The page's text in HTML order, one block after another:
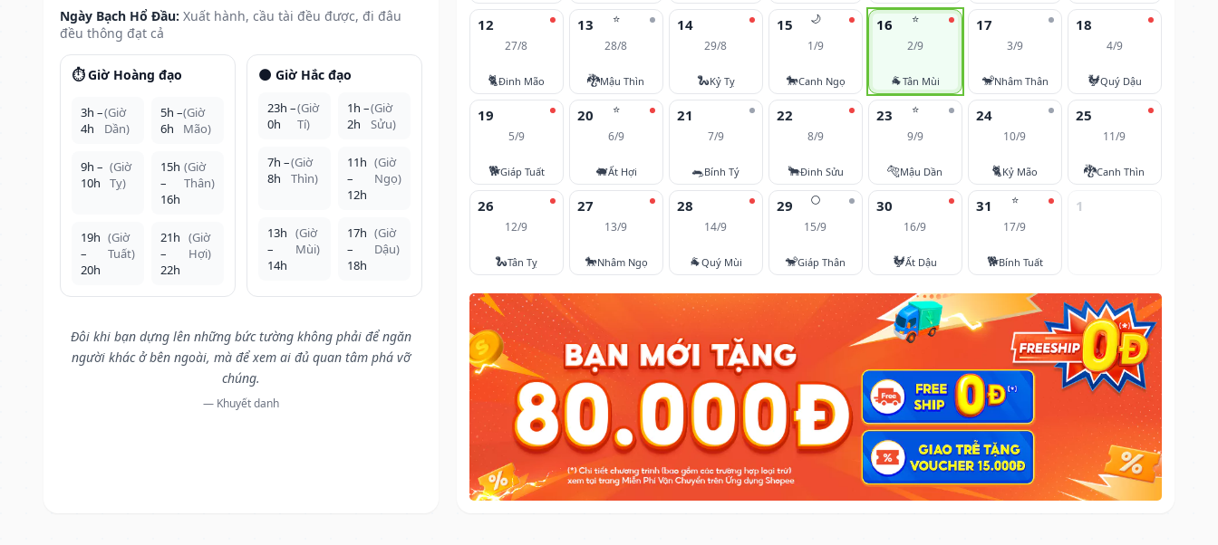
Ngày Bạch Hổ Đầu: Xuất hành, cầu tài đều được, đi đâu
đều thông đạt cả
⏱️ Giờ Hoàng đạo
3h –
4h
(Giờ
Dần)
5h –
6h
(Giờ
Mão)
9h –
10h
(Giờ
Tỵ)
15h
–
16h
(Giờ
Thân)
19h
–
20h
(Giờ
Tuất)
21h
–
22h
(Giờ
Hợi)
🌑 Giờ Hắc đạo
23h –
0h
(Giờ
Tí)
1h –
2h
(Giờ
Sửu)
7h –
8h
(Giờ
Thìn)
11h
–
12h
(Giờ
Ngọ)
13h
–
14h
(Giờ
Mùi)
17h
–
18h
(Giờ
Dậu)
Đôi khi bạn dựng lên những bức tường không phải để ngăn
người khác ở bên ngoài, mà để xem ai đủ quan tâm phá vỡ
chúng.
— Khuyết danh
12
27/8
🐈Đinh Mão
⭐
13
28/8
🐉Mậu Thìn
14
29/8
🐍Kỷ Tỵ
🌙
15
1/9
🐎Canh Ngọ
⭐
16
2/9
🐐Tân Mùi
17
3/9
🐒Nhâm Thân
18
4/9
🐓Quý Dậu
19
5/9
🐕Giáp Tuất
⭐
20
6/9
🐖Ất Hợi
21
7/9
🐀Bính Tý
22
8/9
🐂Đinh Sửu
⭐
23
9/9
🐅Mậu Dần
24
10/9
🐈Kỷ Mão
25
11/9
🐉Canh Thìn
26
12/9
🐍Tân Tỵ
27
13/9
🐎Nhâm Ngọ
28
14/9
🐐Quý Mùi
🌕
29
15/9
🐒Giáp Thân
30
16/9
🐓Ất Dậu
⭐
31
17/9
🐕Bính Tuất
1